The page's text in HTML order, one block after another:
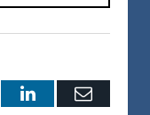
LinkedInEmail